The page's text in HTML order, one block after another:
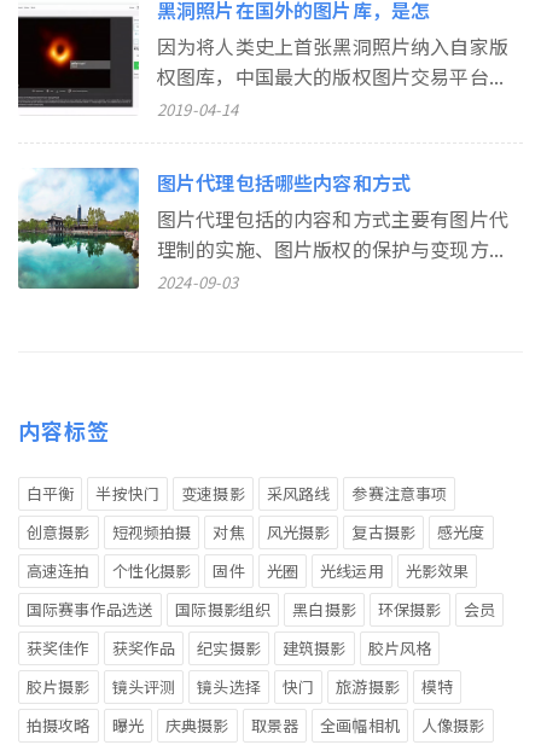
黑洞照片在国外的图片库，是怎
因为将人类史上首张黑洞照片纳入自家版
权图库，中国最大的版权图片交易平台...
2019-04-14
图片代理包括哪些内容和方式
图片代理包括的内容和方式主要有图片代
理制的实施、图片版权的保护与变现方...
2024-09-03
内容标签
白平衡 半按快门 变速摄影 采风路线
参赛注意事项
创意摄影
短视频拍摄 对焦 风光摄影 复古摄影
感光度
高速连拍
个性化摄影 固件 光圈 光线运用
光影效果
国际赛事作品选送
国际摄影组织 黑白摄影 环保摄影
会员
获奖佳作
获奖作品 纪实摄影 建筑摄影
胶片风格
胶片摄影
镜头评测 镜头选择 快门 旅游摄影
模特
拍摄攻略
曝光 庆典摄影 取景器 全画幅相机
人像摄影